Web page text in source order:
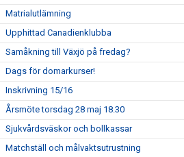
Matrialutlämning
Upphittad Canadienklubba
Samåkning till Växjö på fredag?
Dags för domarkurser!
Inskrivning 15/16
Årsmöte torsdag 28 maj 18.30
Sjukvårdsväskor och bollkassar
Matchställ och målvaktsutrustning